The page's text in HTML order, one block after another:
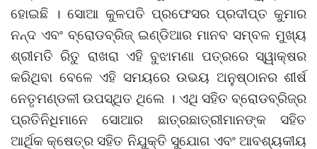
ହୋଇଛି । ସୋଆ କୁଳପତି ପ୍ରଫେସର ପ୍ରଦୀପ୍ତ କୁମାର
ନନ୍ଦ ଏବଂ ବ୍ରୋଡବ୍ରିଜ୍ ଇଣ୍ଡିଆର ମାନବ ସମ୍ବଳ ମୁଖ୍ୟ
ଶ୍ରୀମତି ରିତୁ ରାଖରା ଏହି ବୁଝାମଣା ପତ୍ରରେ ସ୍ୱାକ୍ଷର
କରିଥିବା ବେଳେ ଏହି ସମୟରେ ଉଭୟ ଅନୁଷ୍ଠାନର ଶୀର୍ଷ
ନେତୃମଣ୍ଡଳୀ ଉପସ୍ଥିତ ଥିଲେ । ଏଥି ସହିତ ବ୍ରୋଡବ୍ରିଜ୍‌ର
ପ୍ରତିନିଧିମାନେ ସୋଆର ଛାତ୍ରଛାତ୍ରୀମାନଙ୍କ ସହିତ
ଆର୍ଥିକ କ୍ଷେତ୍ର ସହିତ ନିଯୁକ୍ତି ସୁଯୋଗ ଏବଂ ଆବଶ୍ୟକୀୟ